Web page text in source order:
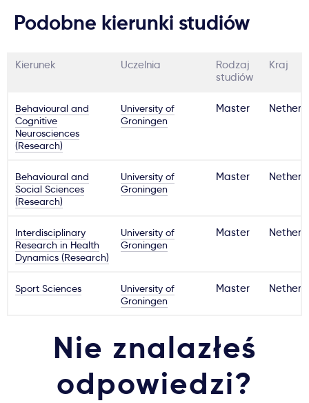
Podobne kierunki studiów
Kierunek Uczelnia
Rodzaj
studiów
Kraj
Behavioural and
Cognitive
Neurosciences
(Research)
University of
Groningen
Master
Behavioural and
Social Sciences
(Research)
University of
Groningen
Master
Interdisciplinary
Research in Health
Dynamics (Research)
University of
Groningen
Master
Sport Sciences
University of
Groningen
Master
Nie znalazłeś
odpowiedzi?